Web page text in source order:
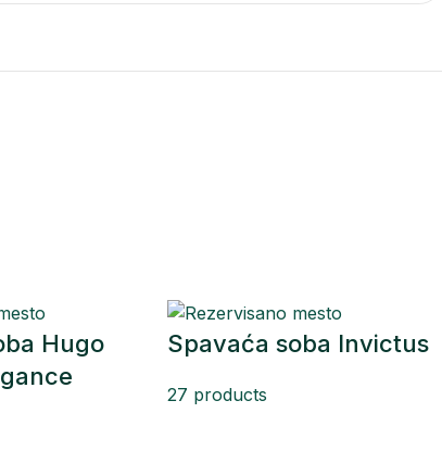
Hugo
Spavaća soba Invictus
27 products